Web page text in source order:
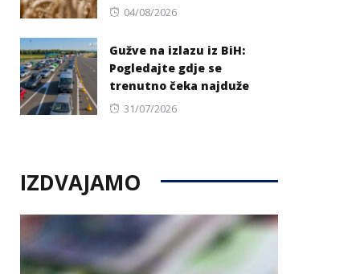
Posted
04/08/2026
Gužve na izlazu iz BiH:
Pogledajte gdje se
trenutno čeka najduže
Posted
31/07/2026
IZDVAJAMO